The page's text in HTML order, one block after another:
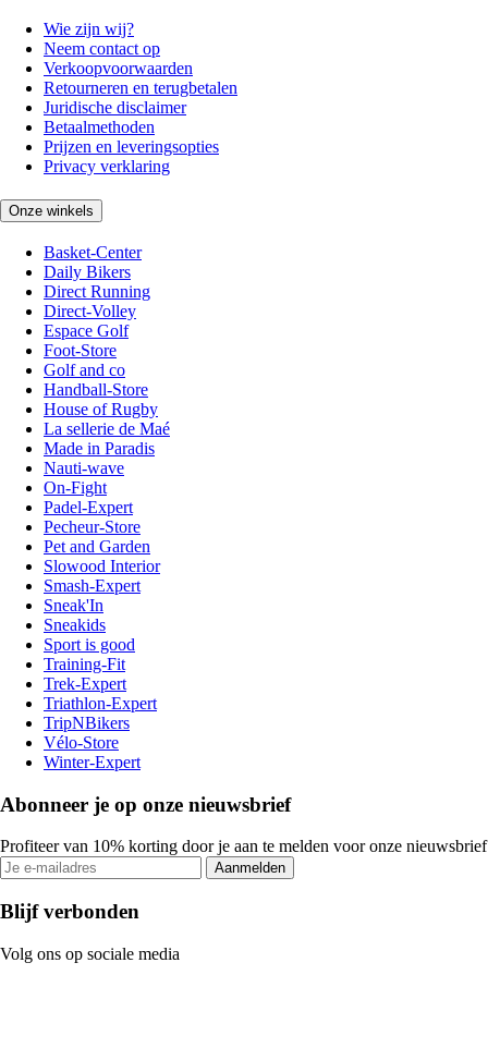
Wie zijn wij?
Neem contact op
Verkoopvoorwaarden
Retourneren en terugbetalen
Juridische disclaimer
Betaalmethoden
Prijzen en leveringsopties
Privacy verklaring
Onze winkels
Basket-Center
Daily Bikers
Direct Running
Direct-Volley
Espace Golf
Foot-Store
Golf and co
Handball-Store
House of Rugby
La sellerie de Maé
Made in Paradis
Nauti-wave
On-Fight
Padel-Expert
Pecheur-Store
Pet and Garden
Slowood Interior
Smash-Expert
Sneak'In
Sneakids
Sport is good
Training-Fit
Trek-Expert
Triathlon-Expert
TripNBikers
Vélo-Store
Winter-Expert
Abonneer je op onze nieuwsbrief
Profiteer van 10% korting door je aan te melden voor onze nieuwsbrief
Aanmelden
Blijf verbonden
Volg ons op sociale media